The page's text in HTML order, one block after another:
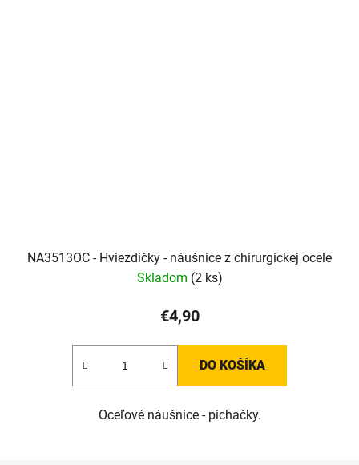
NA3513OC - Hviezdičky - náušnice z chirurgickej ocele
Skladom (2 ks)
€4,90
DO KOŠÍKA
Oceľové náušnice - pichačky.